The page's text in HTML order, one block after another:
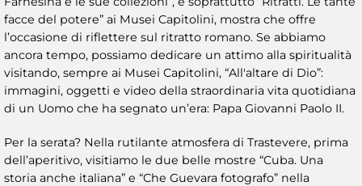
facce del potere” ai Musei Capitolini, mostra che offre
l’occasione di riflettere sul ritratto romano. Se abbiamo
ancora tempo, possiamo dedicare un attimo alla spiritualità
visitando, sempre ai Musei Capitolini, “All'altare di Dio”:
immagini, oggetti e video della straordinaria vita quotidiana
di un Uomo che ha segnato un’era: Papa Giovanni Paolo II.
Per la serata? Nella rutilante atmosfera di Trastevere, prima
dell’aperitivo, visitiamo le due belle mostre “Cuba. Una
storia anche italiana” e “Che Guevara fotografo” nella